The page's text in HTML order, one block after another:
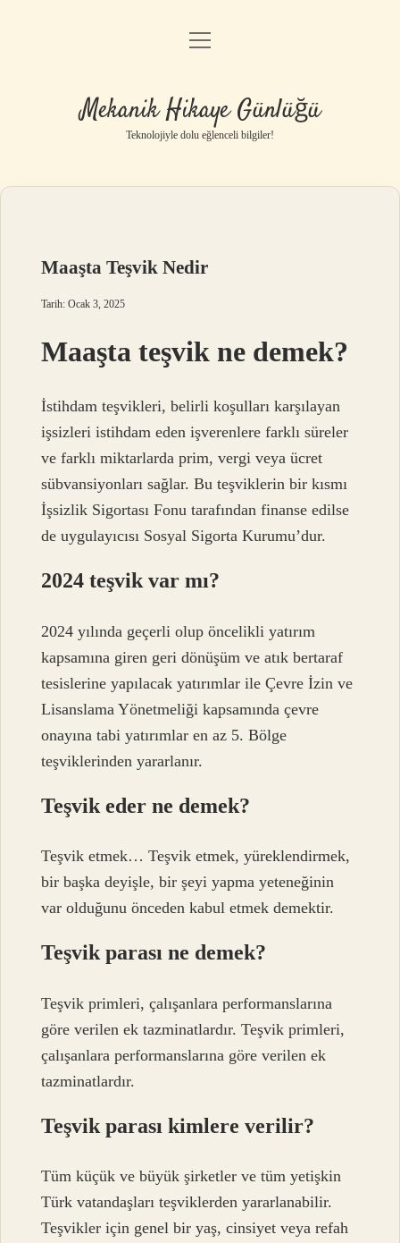
Anasayfa
Yasal Uyarı
menüyü
Mekanik Hikaye Günlüğü
Teknolojiyle dolu eğlenceli bilgiler!
Maaşta Teşvik Nedir
Tarih: Ocak 3, 2025
Maaşta teşvik ne demek?
İstihdam teşvikleri, belirli koşulları karşılayan
işsizleri istihdam eden işverenlere farklı süreler
ve farklı miktarlarda prim, vergi veya ücret
sübvansiyonları sağlar. Bu teşviklerin bir kısmı
İşsizlik Sigortası Fonu tarafından finanse edilse
de uygulayıcısı Sosyal Sigorta Kurumu’dur.
2024 teşvik var mı?
2024 yılında geçerli olup öncelikli yatırım
kapsamına giren geri dönüşüm ve atık bertaraf
tesislerine yapılacak yatırımlar ile Çevre İzin ve
Lisanslama Yönetmeliği kapsamında çevre
onayına tabi yatırımlar en az 5. Bölge
teşviklerinden yararlanır.
Teşvik eder ne demek?
Teşvik etmek… Teşvik etmek, yüreklendirmek,
bir başka deyişle, bir şeyi yapma yeteneğinin
var olduğunu önceden kabul etmek demektir.
Teşvik parası ne demek?
Teşvik primleri, çalışanlara performanslarına
göre verilen ek tazminatlardır. Teşvik primleri,
çalışanlara performanslarına göre verilen ek
tazminatlardır.
Teşvik parası kimlere verilir?
Tüm küçük ve büyük şirketler ve tüm yetişkin
Türk vatandaşları teşviklerden yararlanabilir.
Teşvikler için genel bir yaş, cinsiyet veya refah